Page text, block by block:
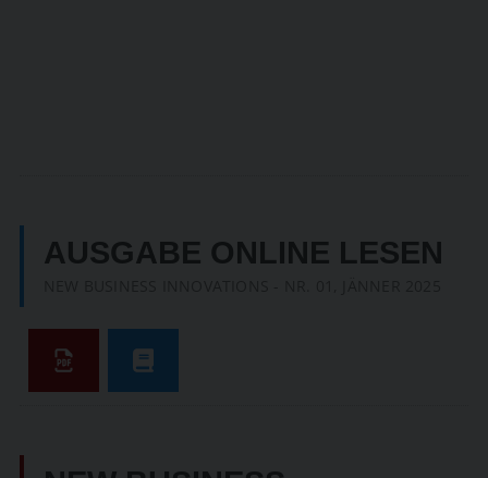
AUSGABE ONLINE LESEN